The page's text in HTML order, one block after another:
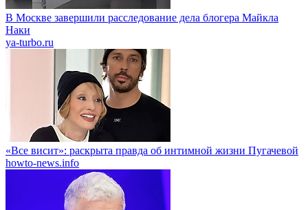
В Москве завершили расследование дела блогера Майкла
Наки
ya-turbo.ru
«Все висит»: раскрыта правда об интимной жизни Пугачевой
howto-news.info